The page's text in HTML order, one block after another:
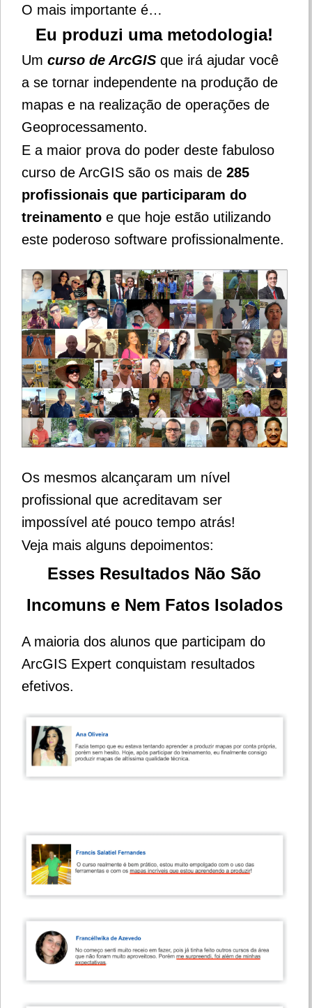
O mais importante é…
Eu produzi uma metodologia!
Um curso de ArcGIS que irá ajudar você
a se tornar independente na produção de
mapas e na realização de operações de
Geoprocessamento.
E a maior prova do poder deste fabuloso
curso de ArcGIS são os mais de 285
profissionais que participaram do
treinamento e que hoje estão utilizando
este poderoso software profissionalmente.
Os mesmos alcançaram um nível
profissional que acreditavam ser
impossível até pouco tempo atrás!
Veja mais alguns depoimentos:
Esses Resultados Não São
Incomuns e Nem Fatos Isolados
A maioria dos alunos que participam do
ArcGIS Expert conquistam resultados
efetivos.